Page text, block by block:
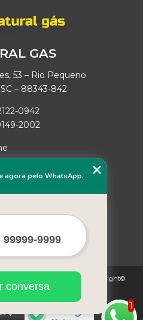
GAS
53 – Rio Pequeno
– 88343-842
0942
2002
do site
de direitos autorais. Copyright©
1
agora pelo WhatsApp.
conversa